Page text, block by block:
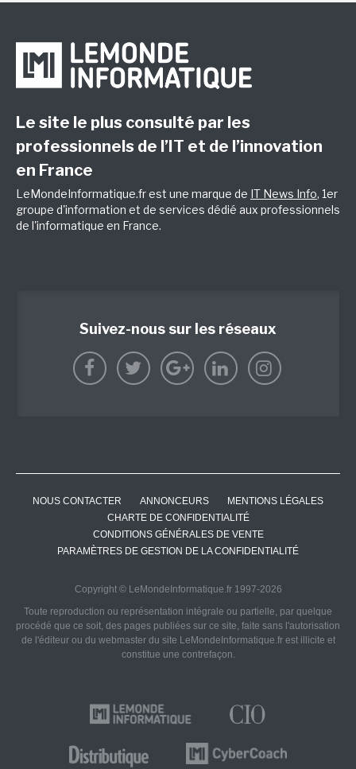
Le site le plus consulté par les
professionnels de l’IT et de l’innovation
en France
LeMondeInformatique.fr est une marque de IT News Info, 1er
groupe d'information et de services dédié aux professionnels
de l'informatique en France.
Suivez-nous sur les réseaux
NOUS CONTACTER ANNONCEURS
MENTIONS LÉGALES
CHARTE DE CONFIDENTIALITÉ
CONDITIONS GÉNÉRALES DE VENTE
PARAMÈTRES DE GESTION DE LA CONFIDENTIALITÉ
Copyright © LeMondeInformatique.fr 1997-2026
Toute reproduction ou représentation intégrale ou partielle, par quelque
procédé que ce soit, des pages publiées sur ce site, faite sans l'autorisation
de l'éditeur ou du webmaster du site LeMondeInformatique.fr est illicite et
constitue une contrefaçon.